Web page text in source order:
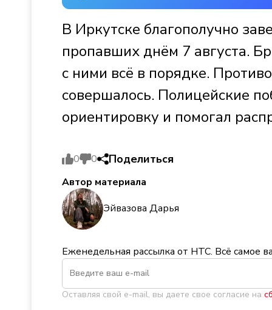
В Иркутске благополучно
пропавших днём 7 августа.
с ними всё в порядке.
совершалось. Полицейские
ориентировку и помогал
0 0 Поделиться
Автор материала
Эйвазова Дарья
Еженедельная рассылка от НТС. Всё самое
Оставляя свой e-mail, вы даете свое согласие на